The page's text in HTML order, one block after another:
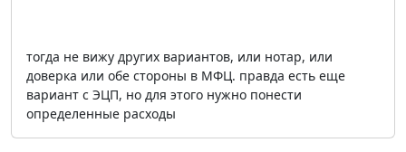
тогда не вижу других вариантов, или нотар, или
доверка или обе стороны в МФЦ. правда есть еще
вариант с ЭЦП, но для этого нужно понести
определенные расходы